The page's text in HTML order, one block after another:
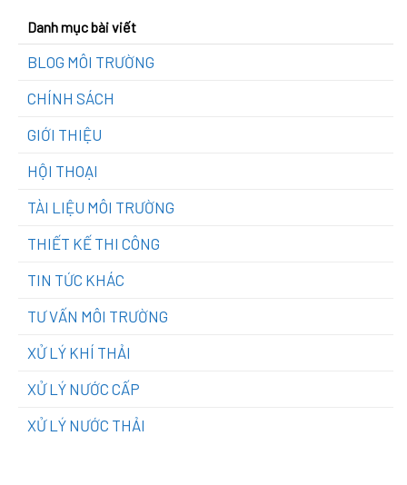
Danh mục bài viết
BLOG MÔI TRƯỜNG
CHÍNH SÁCH
GIỚI THIỆU
HỘI THOẠI
TÀI LIỆU MÔI TRƯỜNG
THIẾT KẾ THI CÔNG
TIN TỨC KHÁC
TƯ VẤN MÔI TRƯỜNG
XỬ LÝ KHÍ THẢI
XỬ LÝ NƯỚC CẤP
XỬ LÝ NƯỚC THẢI